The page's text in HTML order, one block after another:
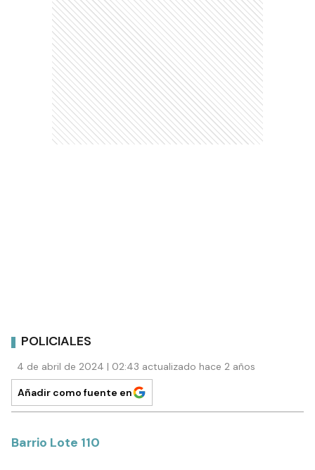
POLICIALES
4 de abril de 2024 | 02:43 actualizado hace 2 años
Añadir como fuente en
Barrio Lote 110